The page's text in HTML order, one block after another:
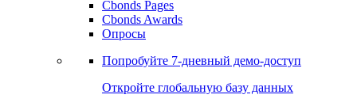
Cbonds Pages
Cbonds Awards
Опросы
Попробуйте 7-дневный демо-доступ
Откройте глобальную базу данных